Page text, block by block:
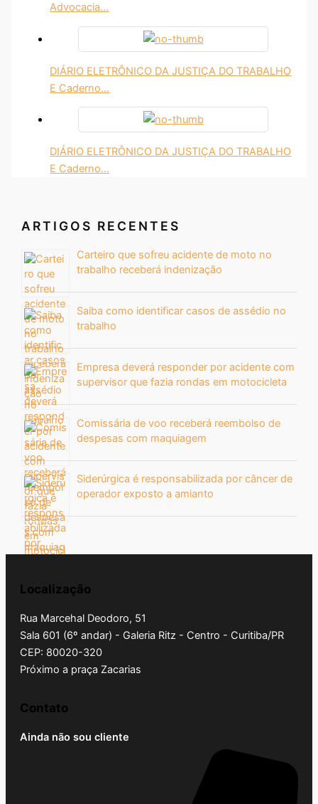
Advocacia…
DIÁRIO ELETRÔNICO DA JUSTIÇA DO TRABALHO
E Caderno…
DIÁRIO ELETRÔNICO DA JUSTIÇA DO TRABALHO
E Caderno…
ARTIGOS RECENTES
Carteiro que sofreu acidente de moto no
trabalho receberá indenização
Saiba como identificar casos de assédio no
trabalho
Empresa deverá responder por acidente com
supervisor que fazia rondas em motocicleta
Comissária de voo receberá reembolso de
despesas com maquiagem
Siderúrgica é responsabilizada por câncer de
operador exposto a amianto
Localização
Rua Marcehal Deodoro, 51
Sala 601 (6º andar) - Galeria Ritz - Centro - Curitiba/PR
CEP: 80020-320
Próximo a praça Zacarias
Contato
Ainda não sou cliente